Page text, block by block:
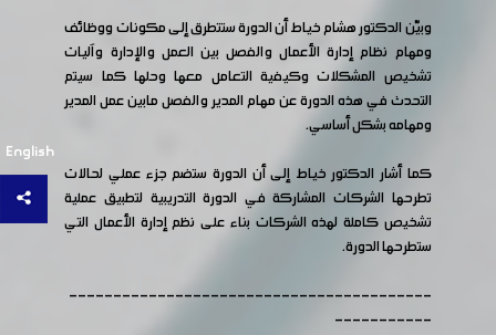
English
وبيّن الدكتور هشام خياط أن الدورة ستتطرق إلى مكونات ووظائف
ومهام نظام إدارة الأعمال والفصل بين العمل والإدارة وآليات
تشخيص المشكلات وكيفية التعامل معها وحلها كما سيتم
التحدث في هذه الدورة عن مهام المدير والفصل مابين عمل المدير
ومهامه بشكل أساسي.
كما أشار الدكتور خياط إلى أن الدورة ستضم جزء عملي لحالات
تطرحها الشركات المشاركة في الدورة التدريبية لتطبيق عملية
تشخيص كاملة لهذه الشركات بناء على نظم إدارة الأعمال التي
ستطرحها الدورة.
-----------------------------------------
-----------